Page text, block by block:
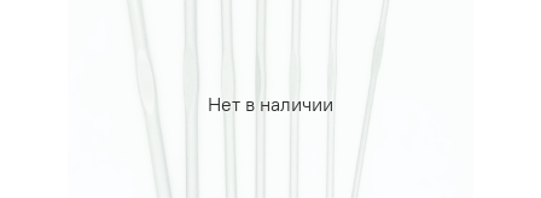
Нет в наличии